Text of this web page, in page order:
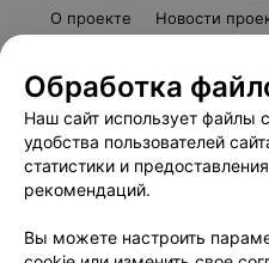
О проекте Новости
Пользовательское
Вакансии
Написать
Обработка
Обработка
Наш сайт использует файлы
удобства пользователей
статистики и
рекомендаций.
Вы можете настроить